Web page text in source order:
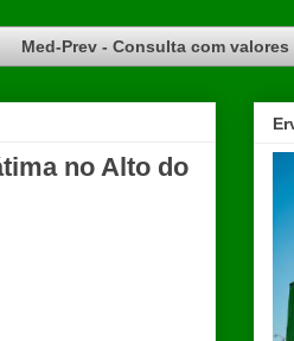
Med-Prev - Consulta com
no Alto do